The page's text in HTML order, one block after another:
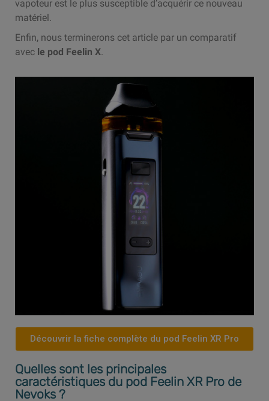
vapoteur est le plus susceptible d’acquérir ce nouveau
matériel.
Enfin, nous terminerons cet article par un comparatif
avec le pod Feelin X.
Découvrir la fiche complète du pod Feelin XR Pro
Quelles sont les principales
caractéristiques du pod Feelin XR Pro de
Nevoks ?